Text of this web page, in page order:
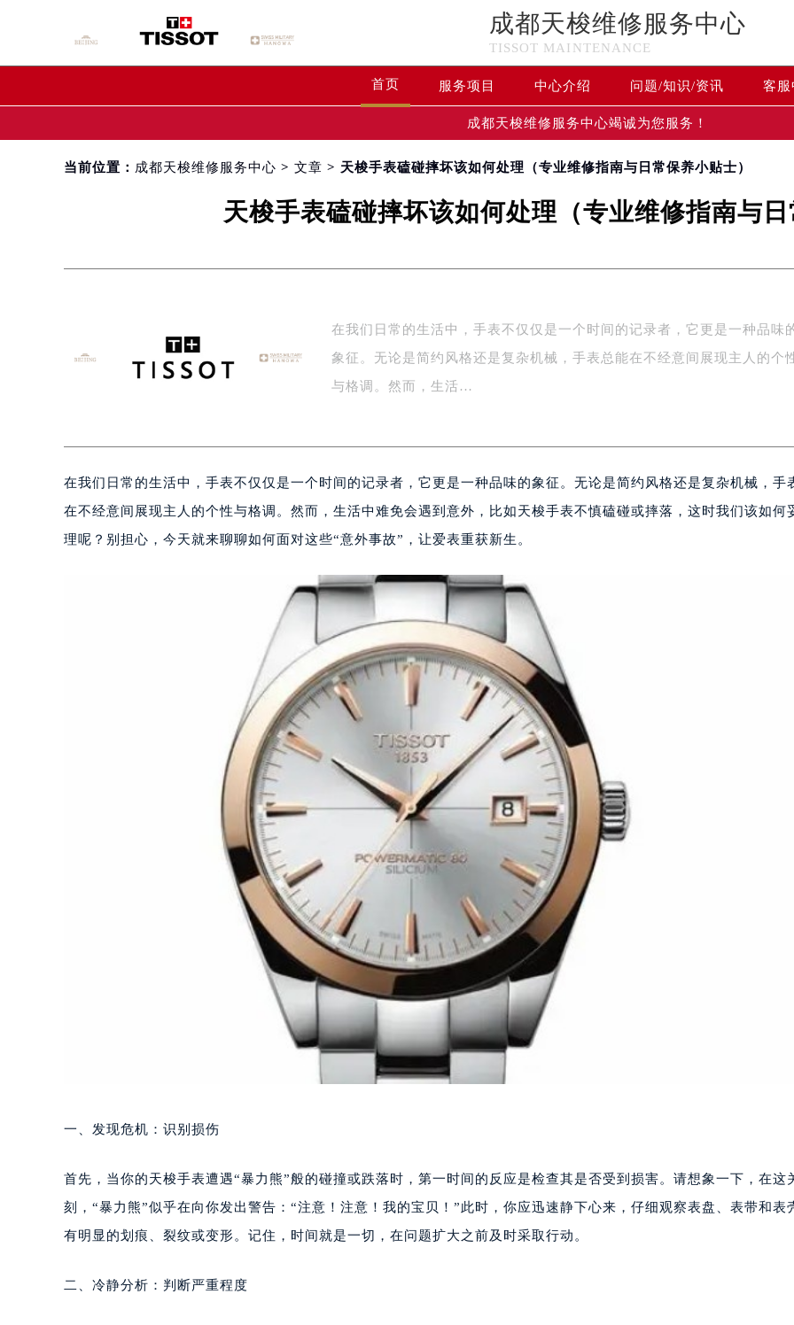
成都天梭维修服务中心
TISSOT MAINTENANCE
首页 服务项目 中心介绍 问题/知识/资讯 客服
成都天梭维修服务中心竭诚为您服务！
当前位置： 成都天梭维修服务中心 > 文章 > 天梭手表磕碰摔坏该如何处理（专业维修指南与日常保养小贴士）
天梭手表磕碰摔坏该如何处理（专业维修指南与日
在我们日常的生活中，手表不仅仅是一个时间的记录者，它更是一种品味
象征。无论是简约风格还是复杂机械，手表总能在不经意间展现主人的个
与格调。然而，生活…
在我们日常的生活中，手表不仅仅是一个时间的记录者，它更是一种品味的象征。无论是简约风格还是复杂机械，手
在不经意间展现主人的个性与格调。然而，生活中难免会遇到意外，比如天梭手表不慎磕碰或摔落，这时我们该如何
理呢？别担心，今天就来聊聊如何面对这些“意外事故”，让爱表重获新生。
一、发现危机：识别损伤
首先，当你的天梭手表遭遇“暴力熊”般的碰撞或跌落时，第一时间的反应是检查其是否受到损害。请想象一下，在这
刻，“暴力熊”似乎在向你发出警告：“注意！注意！我的宝贝！”此时，你应迅速静下心来，仔细观察表盘、表带和表
有明显的划痕、裂纹或变形。记住，时间就是一切，在问题扩大之前及时采取行动。
二、冷静分析：判断严重程度